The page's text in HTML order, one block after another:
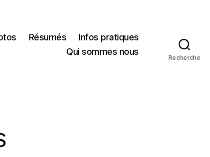
Résumés
Infos pratiques
Qui sommes nous
Recherche